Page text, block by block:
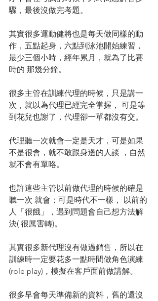
驟，最後沒做完考題。
其實很多運動健將也是每天做同樣的動
作，五點起身，六點到泳池開始練習，
最少三個小時，經年累月，就為了比賽
時的 那幾分鐘。
很多主管在訓練代理的時候，只是講一
次，就以為代理已經完全掌握， 可是等
到花兒也謝了，代理卻一單都沒有交。
代理聽一次就會一定是天才，可是如果
不是很會，就不敢跟身邊的人談 ，自然
就不會有單咯。
也許這些主管以前做代理的時候的確是
聽一次 就會；可是時代不一樣， 以前的
人「很餓」，遇到問題會自己想方法解
決( 很厲害轉)。
其實很多新代理沒有做過銷售，所以在
訓練時一定要花多一點時間做角色演練
(role play)，模擬在客戶面前做講解。
很多早會每天準備新的資料，舊的還沒